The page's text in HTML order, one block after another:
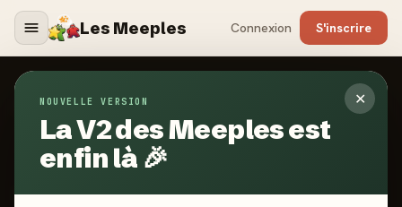
Les Meeples Connexion S'inscrire
✕
NOUVELLE VERSION
La V2 des Meeples est
enfin là 🎉
Jeux/Dominant Species
2023·PHALANX